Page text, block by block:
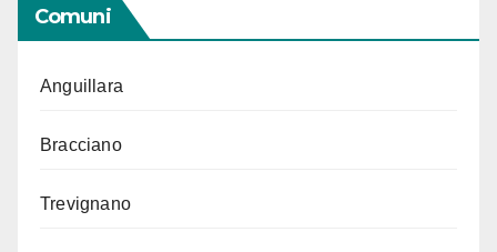
Comuni
Anguillara
Bracciano
Trevignano